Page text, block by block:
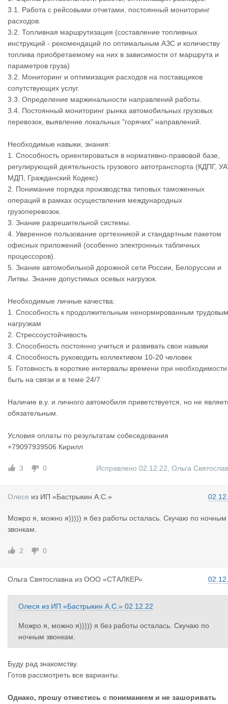
3.1. Работа с рейсовыми отчетами, постоянный мониторинг
расходов.
3.2. Топливная маршрутизация (составление топливных
инструкций - рекомендаций по оптимальным АЗС и количеству
топлива приобретаемому на них в зависимости от маршрута и
параметров груза)
3.2. Мониторинг и оптимизация расходов на поставщиков
сопутствующих услуг.
3.3. Определение маржинальности направлений работы.
3.4. Постоянный мониторинг рынка автомобильных грузовых
перевозок, выявление локальных "горячих" направлений.
Необходимые навыки, знания:
1. Способность ориентироваться в нормативно-правовой базе,
регулирующей деятельность грузового автотранспорта (КДПГ,
МДП, Гражданский Кодекс)
2. Понимание порядка производства типовых таможенных
операций в рамках осуществления международных
грузоперевозок.
3. Знание разрешительной системы.
4. Уверенное пользование оргтехникой и стандартным пакетом
офисных приложений (особенно электронных табличных
процессоров).
5. Знание автомобильной дорожной сети России, Белоруссии и
Литвы. Знание допустимых осевых нагрузок.
Необходимые личные качества:
1. Способность к продолжительным ненормированным трудовым
нагрузкам
2. Стрессоустойчивость
3. Способность постоянно учиться и развивать свои навыки
4. Способность руководить коллективом 10-20 человек
5. Готовность в короткие интервалы времени при необходимости
быть на связи и в теме 24/7
Наличие в.у. и личного автомобиля приветствуется, но не
обязательным.
Условия оплаты по результатам собеседования
+79097939506 Кирилл
3 0 Исправлено 02.12.22 Ольга
Олеся из ИП «Бастрыкин А.С.»
Можро я, можно я))))) я без работы осталась. Скучаю по ночным
звонкам.
2 0
Ольга Святославна из ООО «СТАЛКЕР»
Олеся из ИП «Бастрыкин А.С.» 02.12.22
Можро я, можно я))))) я без работы осталась. Скучаю по
ночным звонкам.
Буду рад знакомству.
Готов рассмотреть все варианты.
Однако, прошу отнестись с пониманием и не зашоривать